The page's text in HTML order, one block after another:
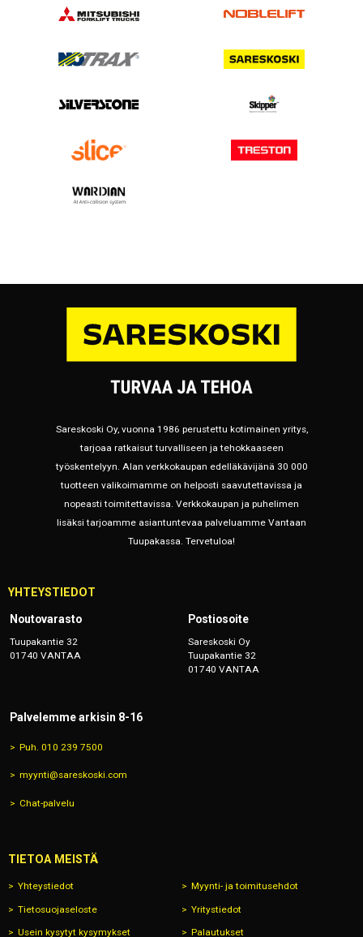
Sareskoski Oy, vuonna 1986 perustettu kotimainen yritys,
tarjoaa ratkaisut turvalliseen ja tehokkaaseen
työskentelyyn. Alan verkkokaupan edelläkävijänä 30 000
tuotteen valikoimamme on helposti saavutettavissa ja
nopeasti toimitettavissa. Verkkokaupan ja puhelimen
lisäksi tarjoamme asiantuntevaa palveluamme Vantaan
Tuupakassa. Tervetuloa!
YHTEYSTIEDOT
Noutovarasto
Tuupakantie 32
01740 VANTAA
Postiosoite
Sareskoski Oy
Tuupakantie 32
01740 VANTAA
Palvelemme arkisin 8-16
Puh. 010 239 7500
myynti@sareskoski.com
Chat-palvelu
TIETOA MEISTÄ
Yhteystiedot Myynti- ja toimitusehdot
Tietosuojaseloste Yritystiedot
Usein kysytyt kysymykset Palautukset